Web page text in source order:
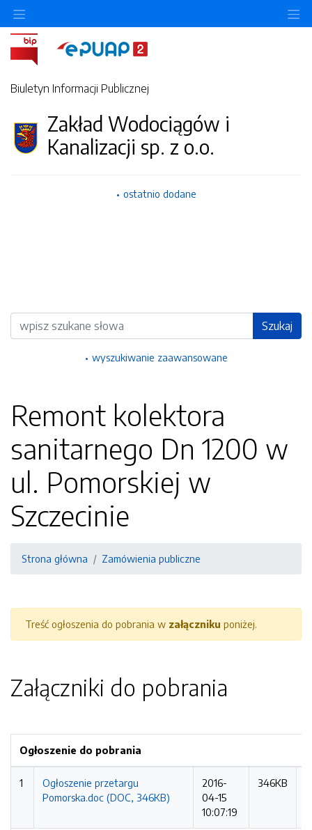
Biuletyn Informacji Publicznej
Zakład Wodociągów i
Kanalizacji sp. z o.o.
ostatnio dodane
Wyszukiwarka Szukaj
wyszukiwanie zaawansowane
Remont kolektora
sanitarnego Dn 1200 w
ul. Pomorskiej w
Szczecinie
Strona główna Zamówienia publiczne
Treść ogłoszenia do pobrania w załączniku poniżej.
Załączniki do pobrania
Ogłoszenie do pobrania
1
Ogłoszenie przetargu
Pomorska.doc (DOC, 346KB)
2016-
04-15
10:07:19
346KB